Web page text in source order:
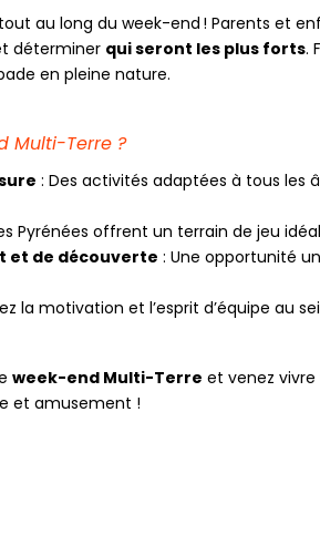
au long du week-end ! Parents et
déterminer qui seront les plus forts.
en pleine nature.
Multi-Terre ?
: Des activités adaptées à tous les
Pyrénées offrent un terrain de jeu
et de découverte : Une opportunité
la motivation et l’esprit d’équipe au
week-end Multi-Terre et venez
et amusement !